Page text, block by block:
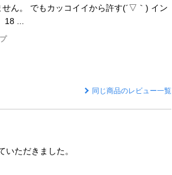
ん。 でもカッコイイから許す(´▽｀) イン
...
同じ商品のレビュー一覧
ただきました。